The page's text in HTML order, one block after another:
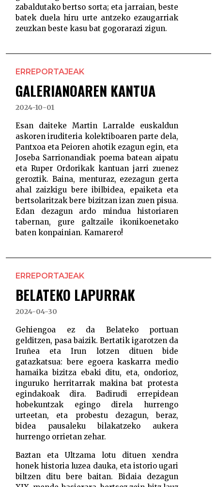
zabaldutako bertso sorta; eta jarraian, beste
batek duela hiru urte antzeko ezaugarriak
zeuzkan beste kasu bat gogorarazi zigun.
ERREPORTAJEAK
GALERIANOAREN KANTUA
2024-10-01
Esan daiteke Martin Larralde euskaldun
askoren iruditeria kolektiboaren parte dela,
Pantxoa eta Peioren ahotik ezagun egin, eta
Joseba Sarrionandiak poema batean aipatu
eta Ruper Ordorikak kantuan jarri zuenez
geroztik. Baina, menturaz, ezezagun gerta
ahal zaizkigu bere ibilbidea, epaiketa eta
bertsolaritzak bere bizitzan izan zuen pisua.
Edan dezagun ardo mindua historiaren
tabernan, gure galtzaile ikonikoenetako
baten konpainian. Kamarero!
ERREPORTAJEAK
BELATEKO LAPURRAK
2024-04-30
Gehiengoa ez da Belateko portuan
gelditzen, pasa baizik. Bertatik igarotzen da
Iruñea eta Irun lotzen dituen bide
gatazkatsua: bere egoera kaskarra medio
hamaika bizitza ebaki ditu, eta, ondorioz,
inguruko herritarrak makina bat protesta
egindakoak dira. Badirudi errepidean
hobekuntzak egingo direla hurrengo
urteetan, eta probestu dezagun, beraz,
bidea pausaleku bilakatzeko aukera
hurrengo orrietan zehar.
Baztan eta Ultzama lotu dituen xendra
honek historia luzea dauka, eta istorio ugari
biltzen ditu bere baitan. Bidaia dezagun